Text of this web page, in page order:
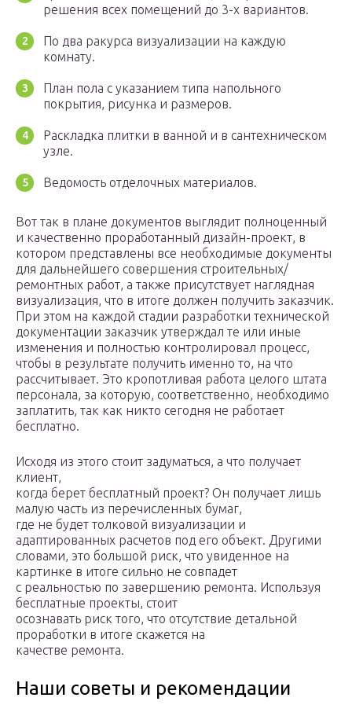
решения всех помещений до 3-х вариантов.
По два ракурса визуализации на каждую
комнату.
План пола с указанием типа напольного
покрытия, рисунка и размеров.
Раскладка плитки в ванной и в сантехническом
узле.
Ведомость отделочных материалов.
Вот так в плане документов выглядит полноценный
и качественно проработанный дизайн-проект, в
котором представлены все необходимые документы
для дальнейшего совершения строительных/
ремонтных работ, а также присутствует наглядная
визуализация, что в итоге должен получить заказчик.
При этом на каждой стадии разработки технической
документации заказчик утверждал те или иные
изменения и полностью контролировал процесс,
чтобы в результате получить именно то, на что
рассчитывает. Это кропотливая работа целого штата
персонала, за которую, соответственно, необходимо
заплатить, так как никто сегодня не работает
бесплатно.
Исходя из этого стоит задуматься, а что получает
клиент,
когда берет бесплатный проект? Он получает лишь
малую часть из перечисленных бумаг,
где не будет толковой визуализации и
адаптированных расчетов под его объект. Другими
словами, это большой риск, что увиденное на
картинке в итоге сильно не совпадет
с реальностью по завершению ремонта. Используя
бесплатные проекты, стоит
осознавать риск того, что отсутствие детальной
проработки в итоге скажется на
качестве ремонта.
Наши советы и рекомендации